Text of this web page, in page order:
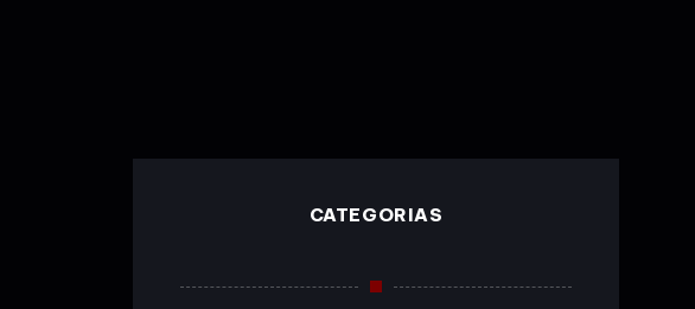
CATEGORIAS